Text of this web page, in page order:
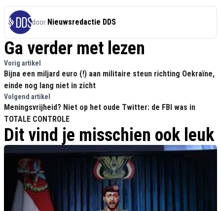
door Nieuwsredactie DDS
Ga verder met lezen
Vorig artikel
Bijna een miljard euro (!) aan militaire steun richting Oekraïne,
einde nog lang niet in zicht
Volgend artikel
Meningsvrijheid? Niet op het oude Twitter: de FBI was in
TOTALE CONTROLE
Dit vind je misschien ook leuk